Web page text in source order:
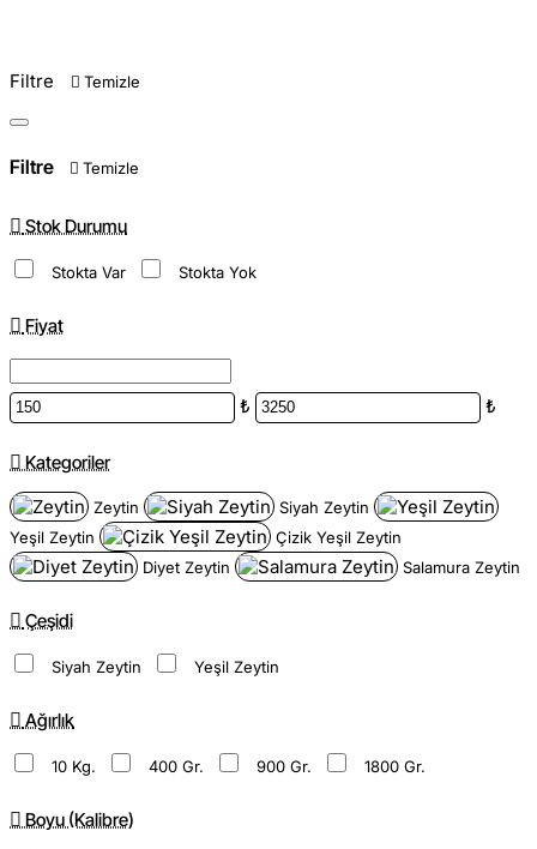
Filtre Temizle
Filtre Temizle
Stok Durumu
Stokta Var Stokta Yok
Fiyat
₺ ₺
Kategoriler
Zeytin
Siyah Zeytin
Yeşil Zeytin
Çizik Yeşil Zeytin
Diyet Zeytin
Salamura Zeytin
Çeşidi
Siyah Zeytin Yeşil Zeytin
Ağırlık
10 Kg. 400 Gr. 900 Gr. 1800 Gr.
Boyu (Kalibre)